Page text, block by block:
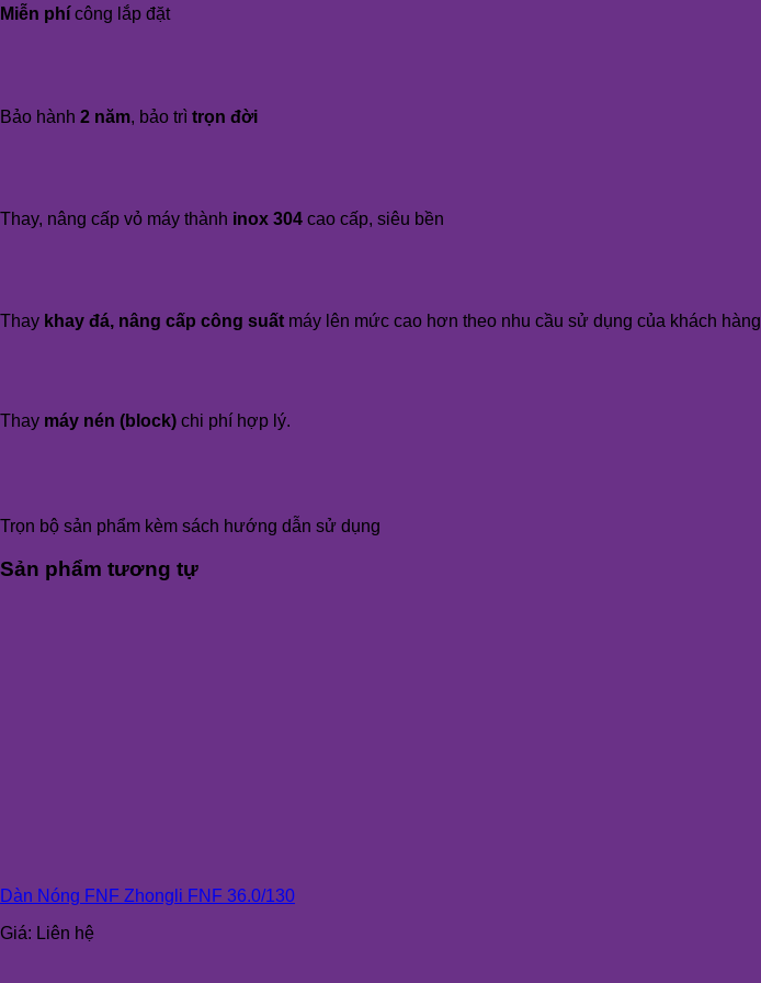
Miễn phí công lắp đặt
Bảo hành 2 năm, bảo trì trọn đời
Thay, nâng cấp vỏ máy thành inox 304 cao cấp, siêu bền
Thay khay đá, nâng cấp công suất máy lên mức cao hơn theo nhu cầu sử dụng của khách hàng
Thay máy nén (block) chi phí hợp lý.
Trọn bộ sản phẩm kèm sách hướng dẫn sử dụng
Sản phẩm tương tự
Dàn Nóng FNF Zhongli FNF 36.0/130
Giá: Liên hệ